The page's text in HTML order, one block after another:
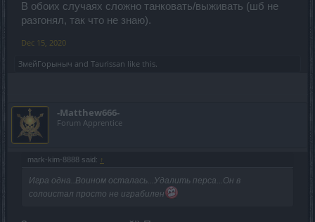
В обоих случаях сложно танковать/выживать (шб не
разгонял, так что не знаю).
Dec 15, 2020
ЗмейГорыныч and Taurissan like this.
-Matthew666-
Forum Apprentice
mark-kim-8888 said: ↑
Игра одна..Воином осталась...Удалить перса...Он в
солоистал просто не играбилен